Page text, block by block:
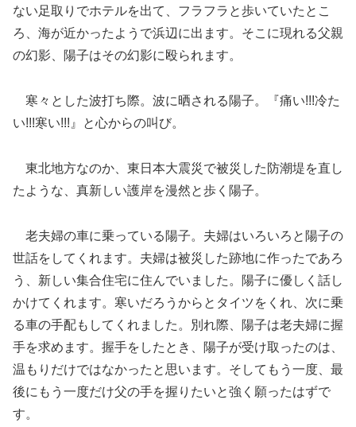
ない足取りでホテルを出て、フラフラと歩いていたとこ
ろ、海が近かったようで浜辺に出ます。そこに現れる父親
の幻影、陽子はその幻影に殴られます。
寒々とした波打ち際。波に晒される陽子。『痛い!!!冷た
い!!!寒い!!!』と心からの叫び。
東北地方なのか、東日本大震災で被災した防潮堤を直し
たような、真新しい護岸を漫然と歩く陽子。
老夫婦の車に乗っている陽子。夫婦はいろいろと陽子の
世話をしてくれます。夫婦は被災した跡地に作ったであろ
う、新しい集合住宅に住んでいました。陽子に優しく話し
かけてくれます。寒いだろうからとタイツをくれ、次に乗
る車の手配もしてくれました。別れ際、陽子は老夫婦に握
手を求めます。握手をしたとき、陽子が受け取ったのは、
温もりだけではなかったと思います。そしてもう一度、最
後にもう一度だけ父の手を握りたいと強く願ったはずで
す。